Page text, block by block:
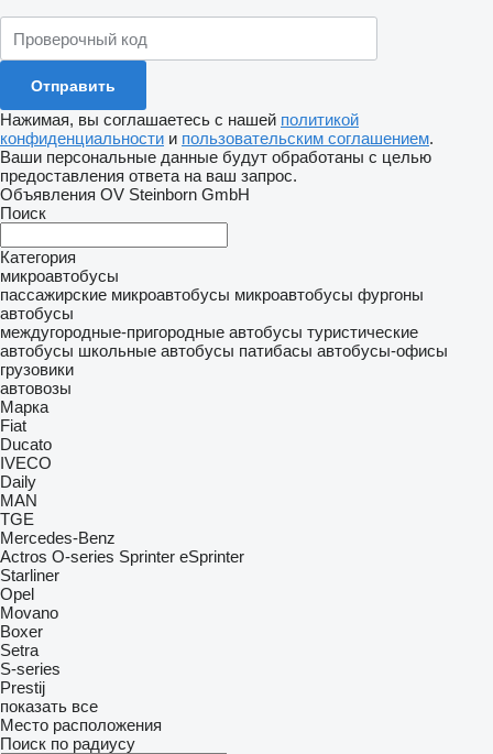
Нажимая, вы соглашаетесь с нашей политикой
конфиденциальности и пользовательским соглашением.
Ваши персональные данные будут обработаны с целью
предоставления ответа на ваш запрос.
Объявления OV Steinborn GmbH
Поиск
Категория
микроавтобусы
пассажирские микроавтобусы микроавтобусы фургоны
автобусы
междугородные-пригородные автобусы туристические
автобусы школьные автобусы патибасы автобусы-офисы
грузовики
автовозы
Марка
Fiat
Ducato
IVECO
Daily
MAN
TGE
Mercedes-Benz
Actros O-series Sprinter eSprinter
Starliner
Opel
Movano
Boxer
Setra
S-series
Prestij
показать все
Место расположения
Поиск по радиусу